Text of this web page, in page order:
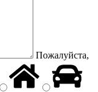
Пожалуйста,